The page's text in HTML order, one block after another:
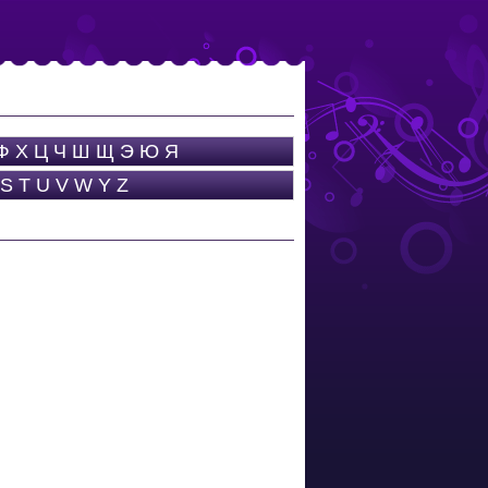
Х Ц Ч Ш Щ Э Ю Я
S T U V W Y Z